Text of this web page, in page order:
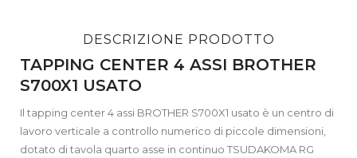
DESCRIZIONE PRODOTTO
TAPPING CENTER 4 ASSI BROTHER
S700X1 USATO
Il tapping center 4 assi BROTHER S700X1 usato è un centro di
lavoro verticale a controllo numerico di piccole dimensioni,
dotato di tavola quarto asse in continuo TSUDAKOMA RG